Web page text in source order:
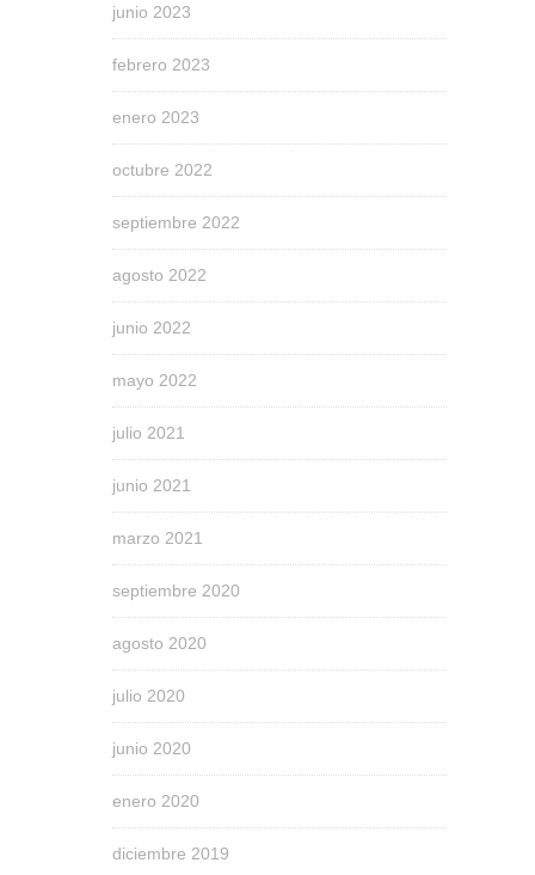
junio 2023
febrero 2023
enero 2023
octubre 2022
septiembre 2022
agosto 2022
junio 2022
mayo 2022
julio 2021
junio 2021
marzo 2021
septiembre 2020
agosto 2020
julio 2020
junio 2020
enero 2020
diciembre 2019